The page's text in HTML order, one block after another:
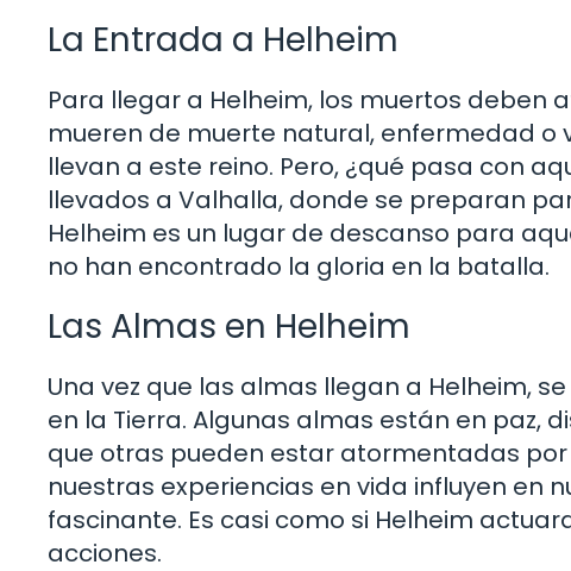
La Entrada a Helheim
Para llegar a Helheim, los muertos deben
mueren de muerte natural, enfermedad o
llevan a este reino. Pero, ¿qué pasa con
llevados a Valhalla, donde se preparan
Helheim es un lugar de descanso para
no han encontrado la gloria en la batalla.
Las Almas en Helheim
Una vez que las almas llegan a Helheim,
en la Tierra. Algunas almas están en paz,
que otras pueden estar atormentadas por
nuestras experiencias en vida influyen en
fascinante. Es casi como si Helheim
acciones.